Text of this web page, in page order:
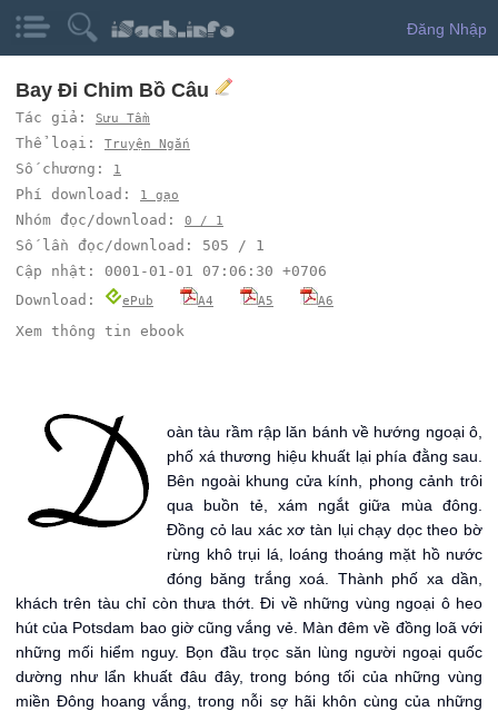
Đăng Nhập
Bay Đi Chim Bồ Câu
Tác giả: Sưu Tầm
Thể loại: Truyện Ngắn
Số chương: 1
Phí download: 1 gạo
Nhóm đọc/download: 0 / 1
Số lần đọc/download: 505 / 1
Cập nhật: 0001-01-01 07:06:30 +0706
Download:
ePub A4 A5 A6
Xem thông tin ebook
oàn tàu rầm rập lăn bánh về hướng ngoại ô,
phố xá thương hiệu khuất lại phía đằng sau.
Bên ngoài khung cửa kính, phong cảnh trôi
qua buồn tẻ, xám ngắt giữa mùa đông.
Đồng cỏ lau xác xơ tàn lụi chạy dọc theo bờ
rừng khô trụi lá, loáng thoáng mặt hồ nước
đóng băng trắng xoá. Thành phố xa dần,
khách trên tàu chỉ còn thưa thớt. Đi về những vùng ngoại ô heo
hút của Potsdam bao giờ cũng vắng vẻ. Màn đêm về đồng loã với
những mối hiểm nguy. Bọn đầu trọc săn lùng người ngoại quốc
dường như lẩn khuất đâu đây, trong bóng tối của những vùng
miền Đông hoang vắng, trong nỗi sợ hãi khôn cùng của những